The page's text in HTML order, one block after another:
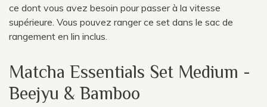
ce dont vous avez besoin pour passer à la vitesse
supérieure. Vous pouvez ranger ce set dans le sac de
rangement en lin inclus.
Matcha Essentials Set Medium -
Beejyu & Bamboo